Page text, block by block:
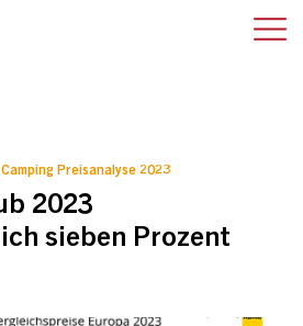
Camping Preisanalyse 2023
2023
sieben Prozent